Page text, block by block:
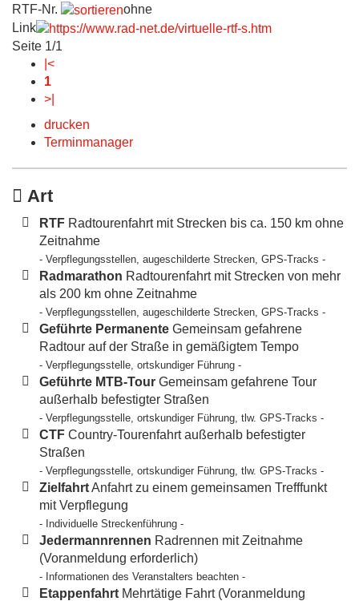
RTF-Nr.
ohne
Link
Seite 1/1
|<
1
>|
drucken
Terminmanager
Art
RTF Radtourenfahrt mit Strecken bis ca. 150 km ohne
Zeitnahme
- Verpflegungsstellen, augeschilderte Strecken, GPS-Tracks -
Radmarathon Radtourenfahrt mit Strecken von mehr
als 200 km ohne Zeitnahme
- Verpflegungsstellen, augeschilderte Strecken, GPS-Tracks -
Geführte Permanente Gemeinsam gefahrene
Radtour auf der Straße in gemäßigtem Tempo
- Verpflegungsstelle, ortskundiger Führung -
Geführte MTB-Tour Gemeinsam gefahrene Tour
außerhalb befestigter Straßen
- Verpflegungsstelle, ortskundiger Führung, tlw. GPS-Tracks -
CTF Country-Tourenfahrt außerhalb befestigter
Straßen
- Verpflegungsstelle, ortskundiger Führung, tlw. GPS-Tracks -
ZielfahrtAnfahrt zu einem gemeinsamen Trefffunkt
mit Verpflegung
- Individuelle Streckenführung -
Jedermannrennen Radrennen mit Zeitnahme
(Voranmeldung erforderlich)
- Informationen des Veranstalters beachten -
Etappenfahrt Mehrtätige Fahrt (Voranmeldung